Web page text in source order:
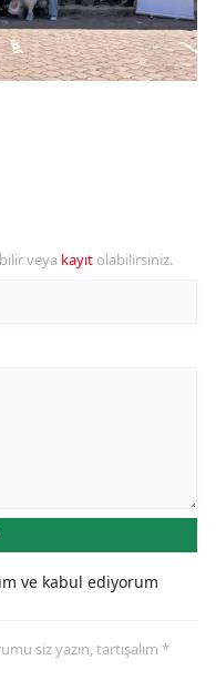
veya kayıt olabilirsiniz.
ve kabul ediyorum
siz yazın, tartışalım *